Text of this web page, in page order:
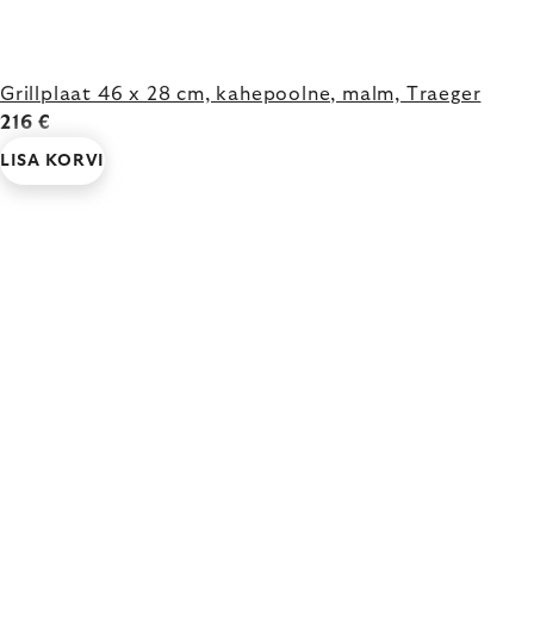
Grillplaat 46 x 28 cm, kahepoolne, malm, Traeger
216 €
LISA KORVI